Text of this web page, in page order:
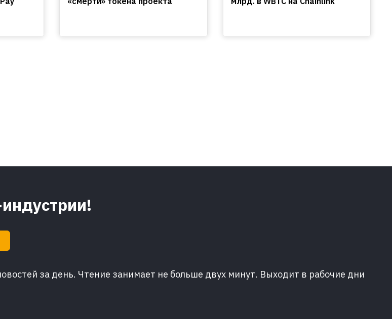
за день. Чтение занимает не больше двух минут. Выходит в рабочие дни